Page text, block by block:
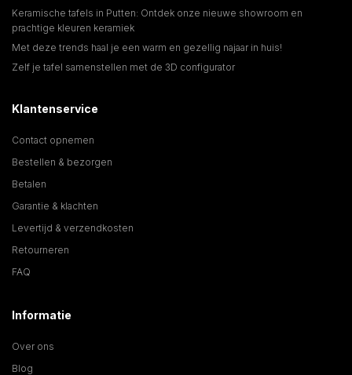
Keramische tafels in Putten: Ontdek onze nieuwe showroom en
prachtige kleuren keramiek
Met deze trends haal je een warm en gezellig najaar in huis!
Zelf je tafel samenstellen met de 3D configurator
Klantenservice
Contact opnemen
Bestellen & bezorgen
Betalen
Garantie & klachten
Levertijd & verzendkosten
Retourneren
FAQ
Informatie
Over ons
Blog